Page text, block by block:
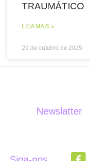
TRAUMÁTICO
LEIA MAIS »
29 de outubro de 2025
Newslatter